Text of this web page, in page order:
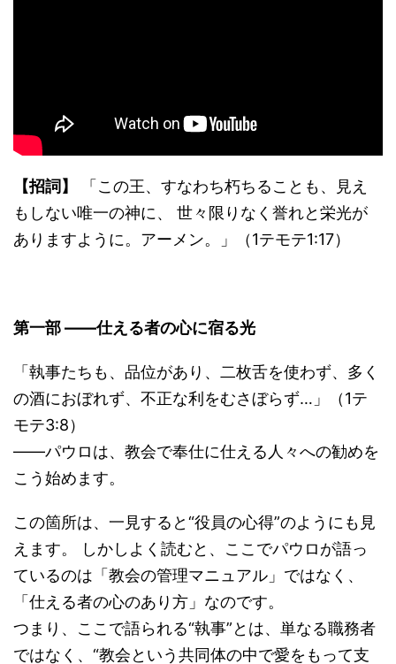
【招詞】
「この王、すなわち朽ちることも、見え
もしない唯一の神に、 世々限りなく誉れと栄光が
ありますように。アーメン。」（1テモテ1:17）
第一部 ――仕える者の心に宿る光
「執事たちも、品位があり、二枚舌を使わず、多く
の酒におぼれず、不正な利をむさぼらず…」（1テ
モテ3:8）
――パウロは、教会で奉仕に仕える人々への勧めを
こう始めます。
この箇所は、一見すると“役員の心得”のようにも見
えます。 しかしよく読むと、ここでパウロが語っ
ているのは「教会の管理マニュアル」ではなく、
「仕える者の心のあり方」なのです。
つまり、ここで語られる“執事”とは、単なる職務者
ではなく、“教会という共同体の中で愛をもって支